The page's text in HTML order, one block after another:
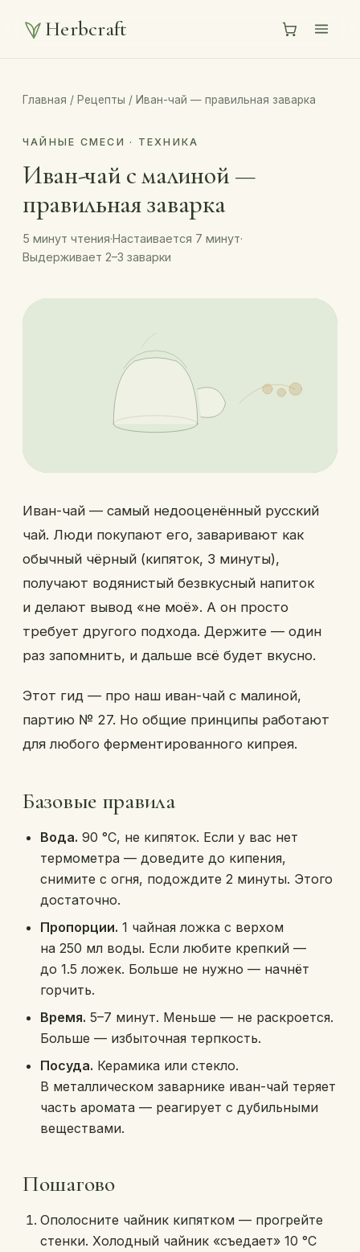
Herbcraft
Главная / Рецепты / Иван-чай — правильная заварка
ЧАЙНЫЕ СМЕСИ · ТЕХНИКА
Иван-чай с малиной —
правильная заварка
5 минут чтения·Настаивается 7 минут·
Выдерживает 2–3 заварки
Иван-чай — самый недооценённый русский
чай. Люди покупают его, заваривают как
обычный чёрный (кипяток, 3 минуты),
получают водянистый безвкусный напиток
и делают вывод «не моё». А он просто
требует другого подхода. Держите — один
раз запомнить, и дальше всё будет вкусно.
Этот гид — про наш иван-чай с малиной,
партию № 27. Но общие принципы работают
для любого ферментированного кипрея.
Базовые правила
Вода. 90 °C, не кипяток. Если у вас нет
термометра — доведите до кипения,
снимите с огня, подождите 2 минуты. Этого
достаточно.
Пропорции. 1 чайная ложка с верхом
на 250 мл воды. Если любите крепкий —
до 1.5 ложек. Больше не нужно — начнёт
горчить.
Время. 5–7 минут. Меньше — не раскроется.
Больше — избыточная терпкость.
Посуда. Керамика или стекло.
В металлическом заварнике иван-чай теряет
часть аромата — реагирует с дубильными
веществами.
Пошагово
Ополосните чайник кипятком — прогрейте
стенки. Холодный чайник «съедает» 10 °C